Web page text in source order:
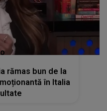
rămas bun de la
în Italia